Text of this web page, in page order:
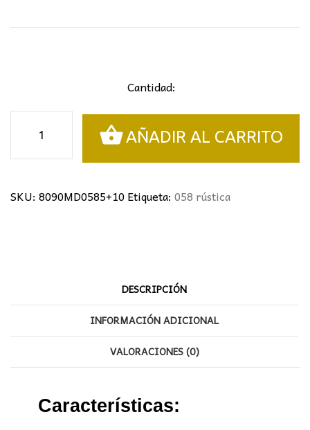
era:
es:
Cantidad:
rústica
6L
AÑADIR AL CARRITO
SKU: 8090MD0585+10Etiqueta: 058 rústica
DESCRIPCIÓN
INFORMACIÓN ADICIONAL
VALORACIONES (0)
Características: